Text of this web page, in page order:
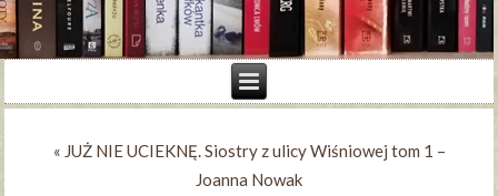
« JUŻ NIE UCIEKNĘ. Siostry z ulicy Wiśniowej tom 1 –
Joanna Nowak